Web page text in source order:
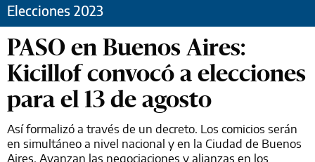
Elecciones 2023
PASO en Buenos Aires:
Kicillof convocó a elecciones
para el 13 de agosto
Así formalizó a través de un decreto. Los comicios serán
en simultáneo a nivel nacional y en la Ciudad de Buenos
Aires. Avanzan las negociaciones y alianzas en los